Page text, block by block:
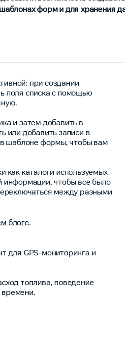
форм и для хранения
при создании
поля списка с помощью
и затем добавить в
или добавить записи в
в шаблоне формы, чтобы вам
как каталоги используемых
информации, чтобы все было
между разными
блоге.
для GPS-мониторинга и
топлива, поведение